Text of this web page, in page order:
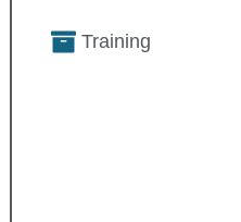
Training